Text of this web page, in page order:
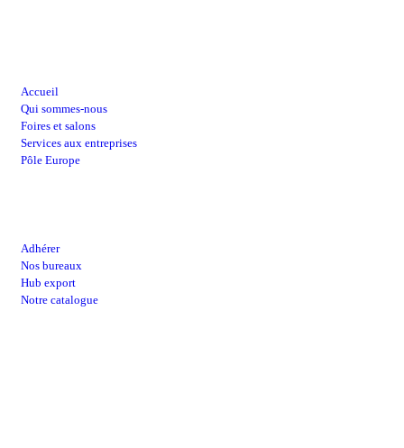
Accueil
Qui sommes-nous
Foires et salons
Services aux entreprises
Pôle Europe
Adhérer
Nos bureaux
Hub export
Notre catalogue